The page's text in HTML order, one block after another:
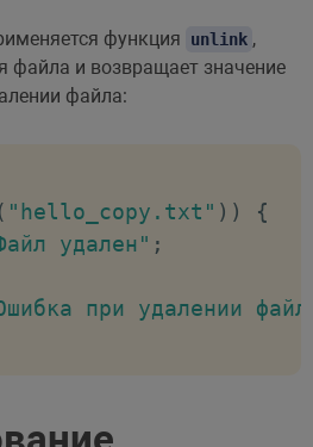
функция unlink ,
файла и возвращает значение
файла:
( "hello_copy.txt" ) )
{
удален" ;
при удалении